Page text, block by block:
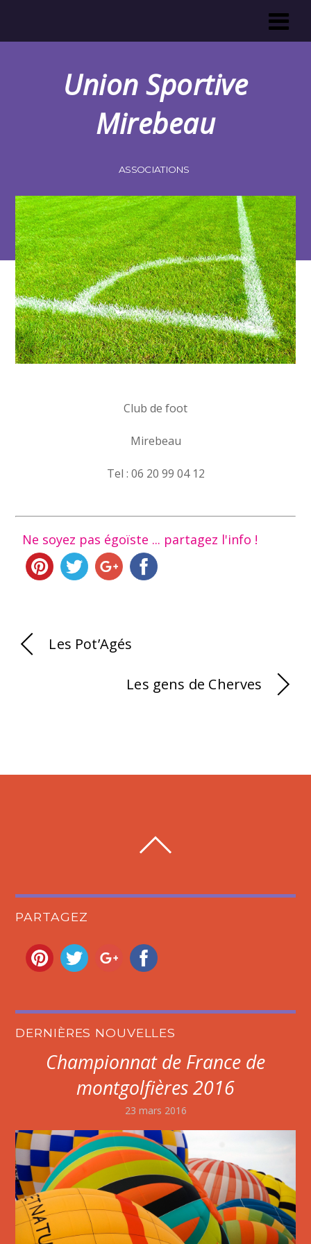
Union Sportive
Mirebeau
ASSOCIATIONS
Club de foot
Mirebeau
Tel : 06 20 99 04 12
Ne soyez pas égoïste ... partagez l'info !
Les Pot’Agés
Les gens de Cherves
PARTAGEZ
DERNIÈRES NOUVELLES
Championnat de France de
montgolfières 2016
23 mars 2016